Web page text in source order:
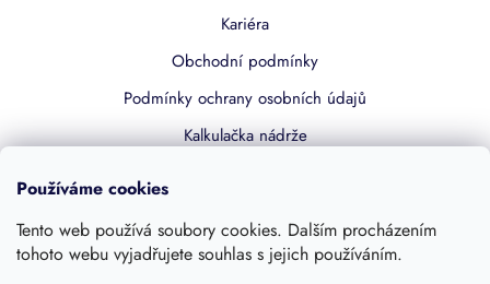
Používáme cookies
Tento web používá soubory cookies. Dalším procházením
tohoto webu vyjadřujete souhlas s jejich používáním.
Kariéra
Obchodní podmínky
Podmínky ochrany osobních údajů
Kalkulačka nádrže
Kontakty